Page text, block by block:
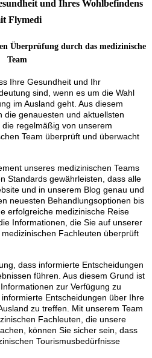
und Ihres Wohlbefindens
Flymedi
Überprüfung durch das medizinische
Team
Ihre Gesundheit und Ihr
sind, wenn es um die Wahl
im Ausland geht. Aus diesem
die genauesten und aktuellsten
regelmäßig von unserem
Team überprüft und überwacht
unseres medizinischen Teams
Standards gewährleisten, dass alle
und in unserem Blog genau und
neuesten Behandlungsoptionen bis
erfolgreiche medizinische Reise
Informationen, die Sie auf unserer
Fachleuten überprüft
dass informierte Entscheidungen
führen. Aus diesem Grund ist
zur Verfügung zu
Entscheidungen über Ihre
zu treffen. Mit unserem Team
Fachleuten, die unsere
können Sie sicher sein, dass
Tourismusbedürfnisse